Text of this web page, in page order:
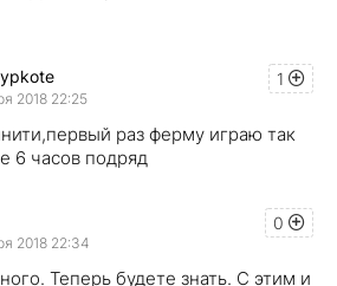
1
2018 22:25
раз ферму играю так
6 часов подряд
0
2018 22:34
Теперь будете знать. С этим и